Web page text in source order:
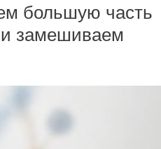
большую часть
замешиваем